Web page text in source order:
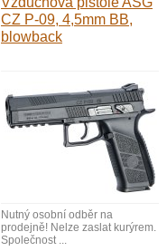
CZ P-09, 4,5mm BB,
blowback
Nutný osobní odběr na
prodejně! Nelze zaslat kurýrem.
Společnost ...